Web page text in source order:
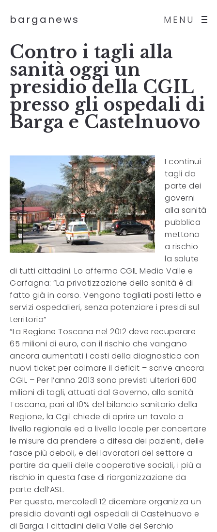
MENU
barganews
Contro i tagli alla
sanità oggi un
presidio della CGIL
presso gli ospedali di
Barga e Castelnuovo
I continui
tagli da
parte dei
governi
alla sanità
pubblica
mettono
a rischio
la salute
di tutti cittadini. Lo afferma CGIL Media Valle e
Garfagna: “La privatizzazione della sanità è di
fatto già in corso. Vengono tagliati posti letto e
servizi ospedalieri, senza potenziare i presidi sul
territorio”
“La Regione Toscana nel 2012 deve recuperare
65 milioni di euro, con il rischio che vangano
ancora aumentati i costi della diagnostica con
nuovi ticket per colmare il deficit – scrive ancora
CGIL – Per l’anno 2013 sono previsti ulteriori 600
milioni di tagli, attuati dal Governo, alla sanità
Toscana, pari al 10% del bilancio sanitario della
Regione, la Cgil chiede di aprire un tavolo a
livello regionale ed a livello locale per concertare
le misure da prendere a difesa dei pazienti, delle
fasce più deboli, e dei lavoratori del settore a
partire da quelli delle cooperative sociali, i più a
rischio in questa fase di riorganizzazione da
parte dell’ASL.
Per questo, mercoledì 12 dicembre organizza un
presidio davanti agli ospedali di Castelnuovo e
di Barga. I cittadini della Valle del Serchio